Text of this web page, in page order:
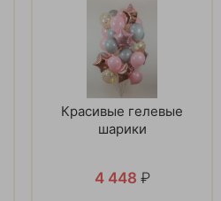
Красивые гелевые
шарики
4 448 ₽